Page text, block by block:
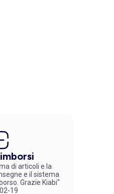
di articoli e la
e il sistema
Grazie Kiabi"
19